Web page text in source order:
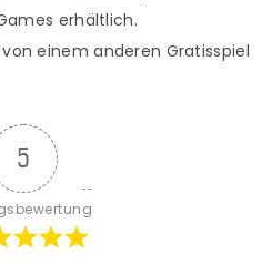
erhältlich.
einem anderen Gratisspiel
5